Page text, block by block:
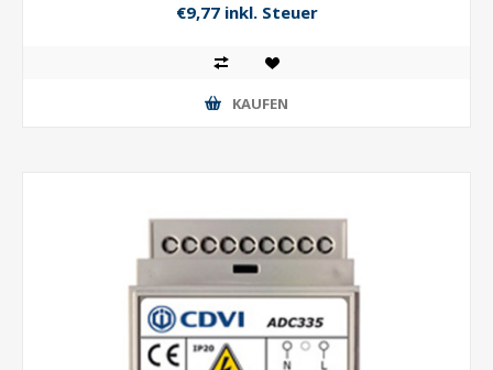
€9,77 inkl. Steuer
KAUFEN